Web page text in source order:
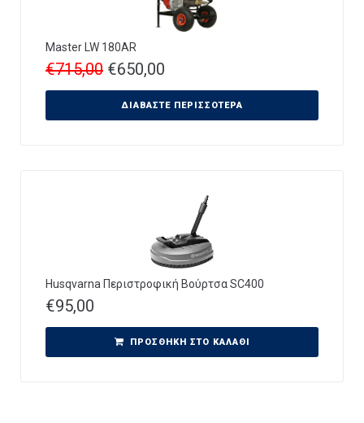
Master LW 180AR
€715,00 €650,00
ΔΙΑΒΆΣΤΕ ΠΕΡΙΣΣΌΤΕΡΑ
Husqvarna Περιστροφική Βούρτσα SC400
€95,00
ΠΡΟΣΘΉΚΗ ΣΤΟ ΚΑΛΆΘΙ